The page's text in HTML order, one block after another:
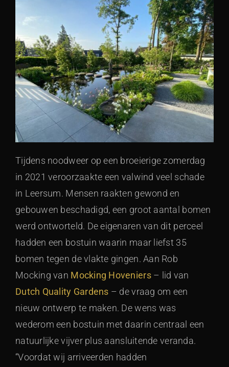
Tijdens noodweer op een broeierige zomerdag
in 2021 veroorzaakte een valwind veel schade
in Leersum. Mensen raakten gewond en
gebouwen beschadigd, een groot aantal bomen
werd ontworteld. De eigenaren van dit perceel
hadden een bostuin waarin maar liefst 35
bomen tegen de vlakte gingen. Aan Rob
Mocking van Mocking Hoveniers– lid van
Dutch Quality Gardens – de vraag om een
nieuw ontwerp te maken. De wens was
wederom een bostuin met daarin centraal een
natuurlijke vijver plus aansluitende veranda.
“Voordat wij arriveerden hadden